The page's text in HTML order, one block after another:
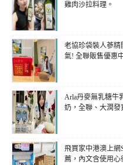
雞肉沙拉料理。
老協珍袋裝人蔘
氣! 全聯販售優惠
Arla丹麥無乳糖牛
奶，全聯、大潤發
飛買家中港澳上
薦，內文含使用心